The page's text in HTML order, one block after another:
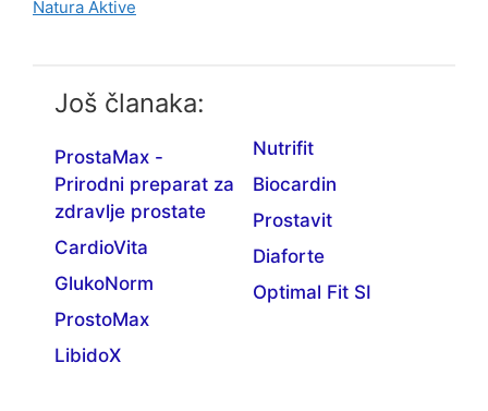
Natura Aktive
Još članaka:
ProstaMax -
Prirodni preparat za
zdravlje prostate
CardioVita
GlukoNorm
ProstoMax
LibidoX
Nutrifit
Biocardin
Prostavit
Diaforte
Optimal Fit SI